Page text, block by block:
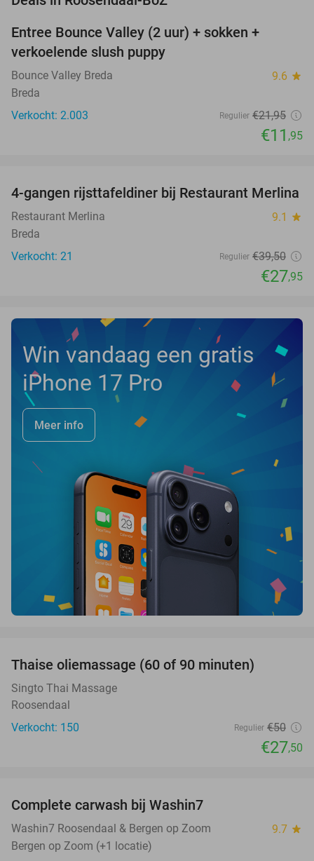
Entree Bounce Valley (2 uur) + sokken +
verkoelende slush puppy
Bounce Valley Breda 9.6 star
Breda
Verkocht: 2.003
Regulier €21,95
€11 ,95
29%
NEW
TODAY
4-gangen rijsttafeldiner bij Restaurant Merlina
Restaurant Merlina 9.1 star
Breda
Verkocht: 21
Regulier €39,50
€27,95
Win vandaag een gratis
iPhone 17 Pro
Meer info
OUT
Thaise oliemassage (60 of 90 minuten)
Singto Thai Massage
Roosendaal
Verkocht: 150
Regulier €50
€27,50
Complete carwash bij Washin7
Washin7 Roosendaal & Bergen op Zoom 9.7 star
Bergen op Zoom (+1 locatie)